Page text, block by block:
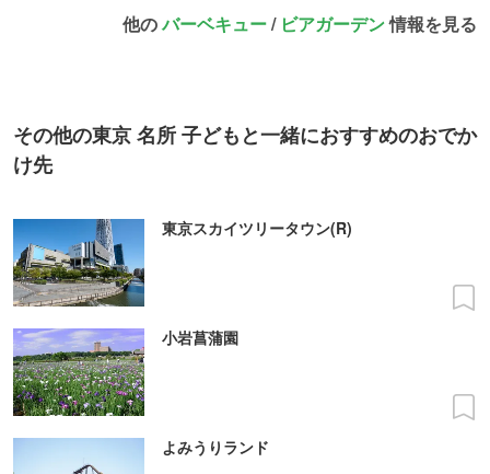
他のバーベキュー/ ビアガーデン情報を見る
その他の東京 名所 子どもと一緒におすすめのおでか
け先
東京スカイツリータウン(R)
小岩菖蒲園
よみうりランド